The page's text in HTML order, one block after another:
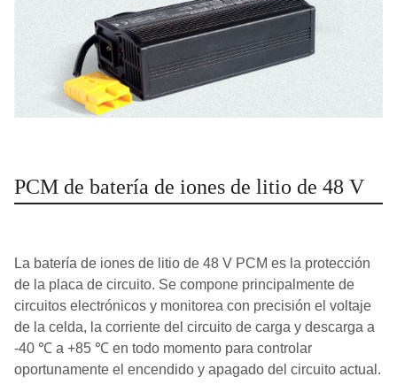
PCM de batería de iones de litio de 48 V
La batería de iones de litio de 48 V PCM es la protección
de la placa de circuito. Se compone principalmente de
circuitos electrónicos y monitorea con precisión el voltaje
de la celda, la corriente del circuito de carga y descarga a
-40 ℃ a +85 ℃ en todo momento para controlar
oportunamente el encendido y apagado del circuito actual.